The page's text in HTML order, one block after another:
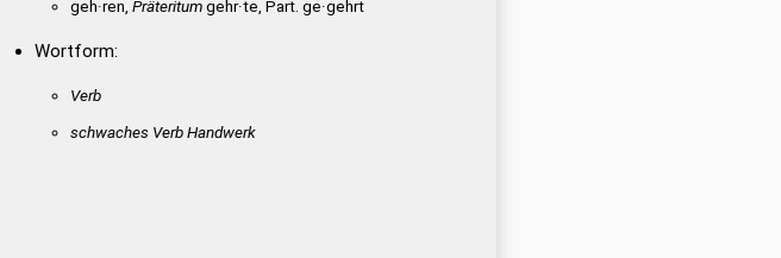
geh·ren, Präteritumgehr·te, Part. ge·gehrt
Wortform:
Verb
schwaches Verb Handwerk